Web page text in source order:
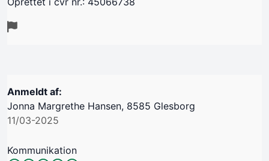
Anmeldt af:
Jonna Margrethe Hansen, 8585 Glesborg
11/03-2025
Kommunikation